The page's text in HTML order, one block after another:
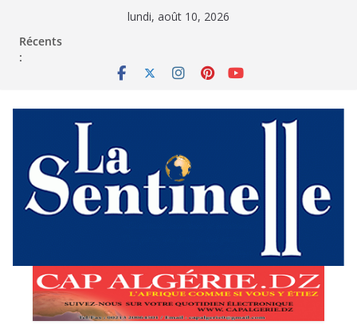
lundi, août 10, 2026
Récents
: